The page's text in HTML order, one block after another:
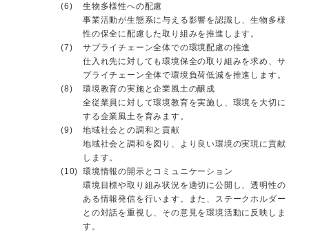
(6)
生物多様性への配慮
事業活動が生態系に与える影響を認識し、生物多様
性の保全に配慮した取り組みを推進します。
(7)
サプライチェーン全体での環境配慮の推進
仕入れ先に対しても環境保全の取り組みを求め、サ
プライチェーン全体で環境負荷低減を推進します。
(8)
環境教育の実施と企業風土の醸成
全従業員に対して環境教育を実施し、環境を大切に
する企業風土を育みます。
(9)
地域社会との調和と貢献
地域社会と調和を図り、より良い環境の実現に貢献
します。
(10) 環境情報の開示とコミュニケーション
環境目標や取り組み状況を適切に公開し、透明性の
ある情報発信を行います。また、ステークホルダー
との対話を重視し、その意見を環境活動に反映しま
す。